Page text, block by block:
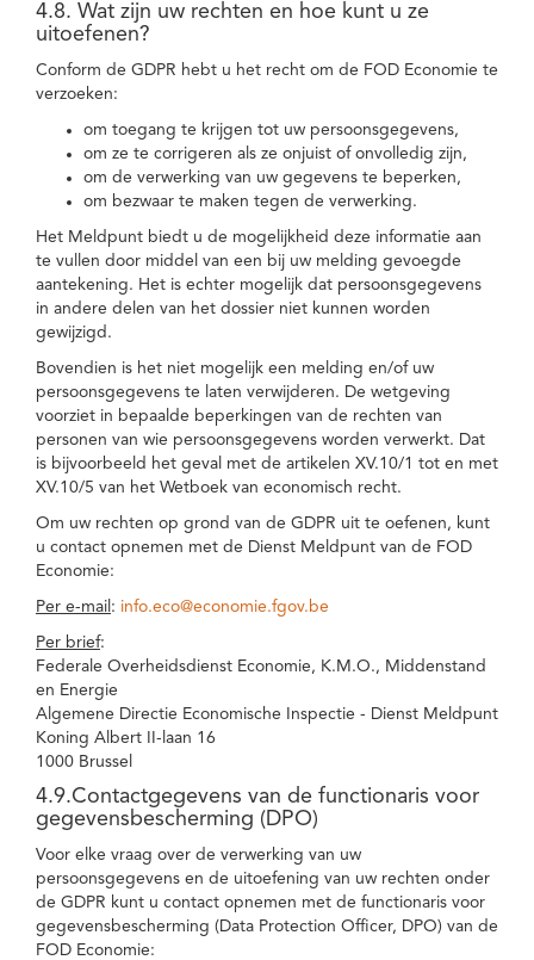
4.8. Wat zijn uw rechten en hoe kunt u ze
uitoefenen?
Conform de GDPR hebt u het recht om de FOD Economie te
verzoeken:
om toegang te krijgen tot uw persoonsgegevens,
om ze te corrigeren als ze onjuist of onvolledig zijn,
om de verwerking van uw gegevens te beperken,
om bezwaar te maken tegen de verwerking.
Het Meldpunt biedt u de mogelijkheid deze informatie aan
te vullen door middel van een bij uw melding gevoegde
aantekening. Het is echter mogelijk dat persoonsgegevens
in andere delen van het dossier niet kunnen worden
gewijzigd.
Bovendien is het niet mogelijk een melding en/of uw
persoonsgegevens te laten verwijderen. De wetgeving
voorziet in bepaalde beperkingen van de rechten van
personen van wie persoonsgegevens worden verwerkt. Dat
is bijvoorbeeld het geval met de artikelen XV.10/1 tot en met
XV.10/5 van het Wetboek van economisch recht.
Om uw rechten op grond van de GDPR uit te oefenen, kunt
u contact opnemen met de Dienst Meldpunt van de FOD
Economie:
Per e-mail : info.eco@economie.fgov.be
Per brief:
Federale Overheidsdienst Economie, K.M.O., Middenstand
en Energie
Algemene Directie Economische Inspectie - Dienst Meldpunt
Koning Albert II-laan 16
1000 Brussel
4.9.Contactgegevens van de functionaris voor
gegevensbescherming (DPO)
Voor elke vraag over de verwerking van uw
persoonsgegevens en de uitoefening van uw rechten onder
de GDPR kunt u contact opnemen met de functionaris voor
gegevensbescherming (Data Protection Officer, DPO) van de
FOD Economie: